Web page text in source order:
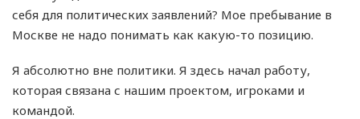
себя для политических заявлений? Мое пребывание в
Москве не надо понимать как какую-то позицию.
Я абсолютно вне политики. Я здесь начал работу,
которая связана с нашим проектом, игроками и
командой.